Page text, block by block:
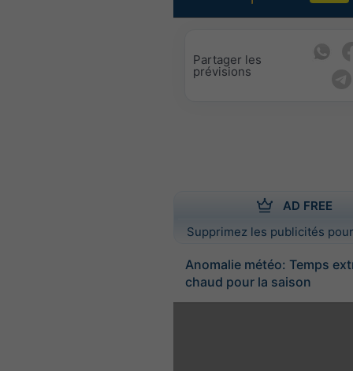
Partager les
prévisions
AD FREE
Supprimez les publicités
Anomalie météo: Temps
chaud pour la saison